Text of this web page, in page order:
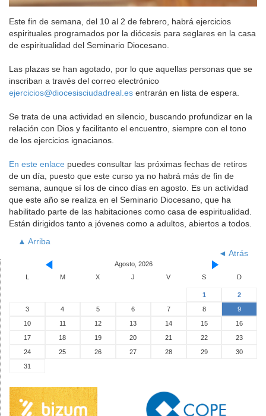
Este fin de semana, del 10 al 2 de febrero, habrá ejercicios
espirituales programados por la diócesis para seglares en la casa
de espiritualidad del Seminario Diocesano.
Las plazas se han agotado, por lo que aquellas personas que se
inscriban a través del correo electrónico
ejercicios@diocesisciudadreal.es entrarán en lista de espera.
Se trata de una actividad en silencio, buscando profundizar en la
relación con Dios y facilitanto el encuentro, siempre con el tono
de los ejercicios ignacianos.
En este enlace puedes consultar las próximas fechas de retiros
de un día, puesto que este curso ya no habrá más de fin de
semana, aunque sí los de cinco días en agosto. Es un actividad
que este año se realiza en el Seminario Diocesano, que ha
habilitado parte de las habitaciones como casa de espiritualidad.
Están dirigidos tanto a jóvenes como a adultos, abiertos a todos.
▲ Arriba
◄ Atrás
Agosto, 2026
L
M X J V S D
1
2
3
4 5 6 7 8
9
10
11 12 13 14 15
16
17
18 19 20 21 22
23
24
25 26 27 28 29
30
31